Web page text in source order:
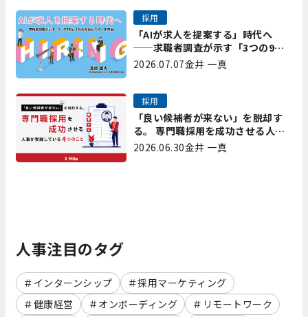
「AIが求人を提案する」時代へ
──求職者調査が示す「3つの9
割」と、採用担当が今すべき準備
採用
2026.07.07金井 一真
「良い候補者が来ない」を脱却す
る。 専門職採用を成功させる人事
が実践している4つのこと
採用
2026.06.30金井 一真
人事注目のタグ
インターンシップ
採用マーケティング
健康経営
オンボーディング
リモートワーク